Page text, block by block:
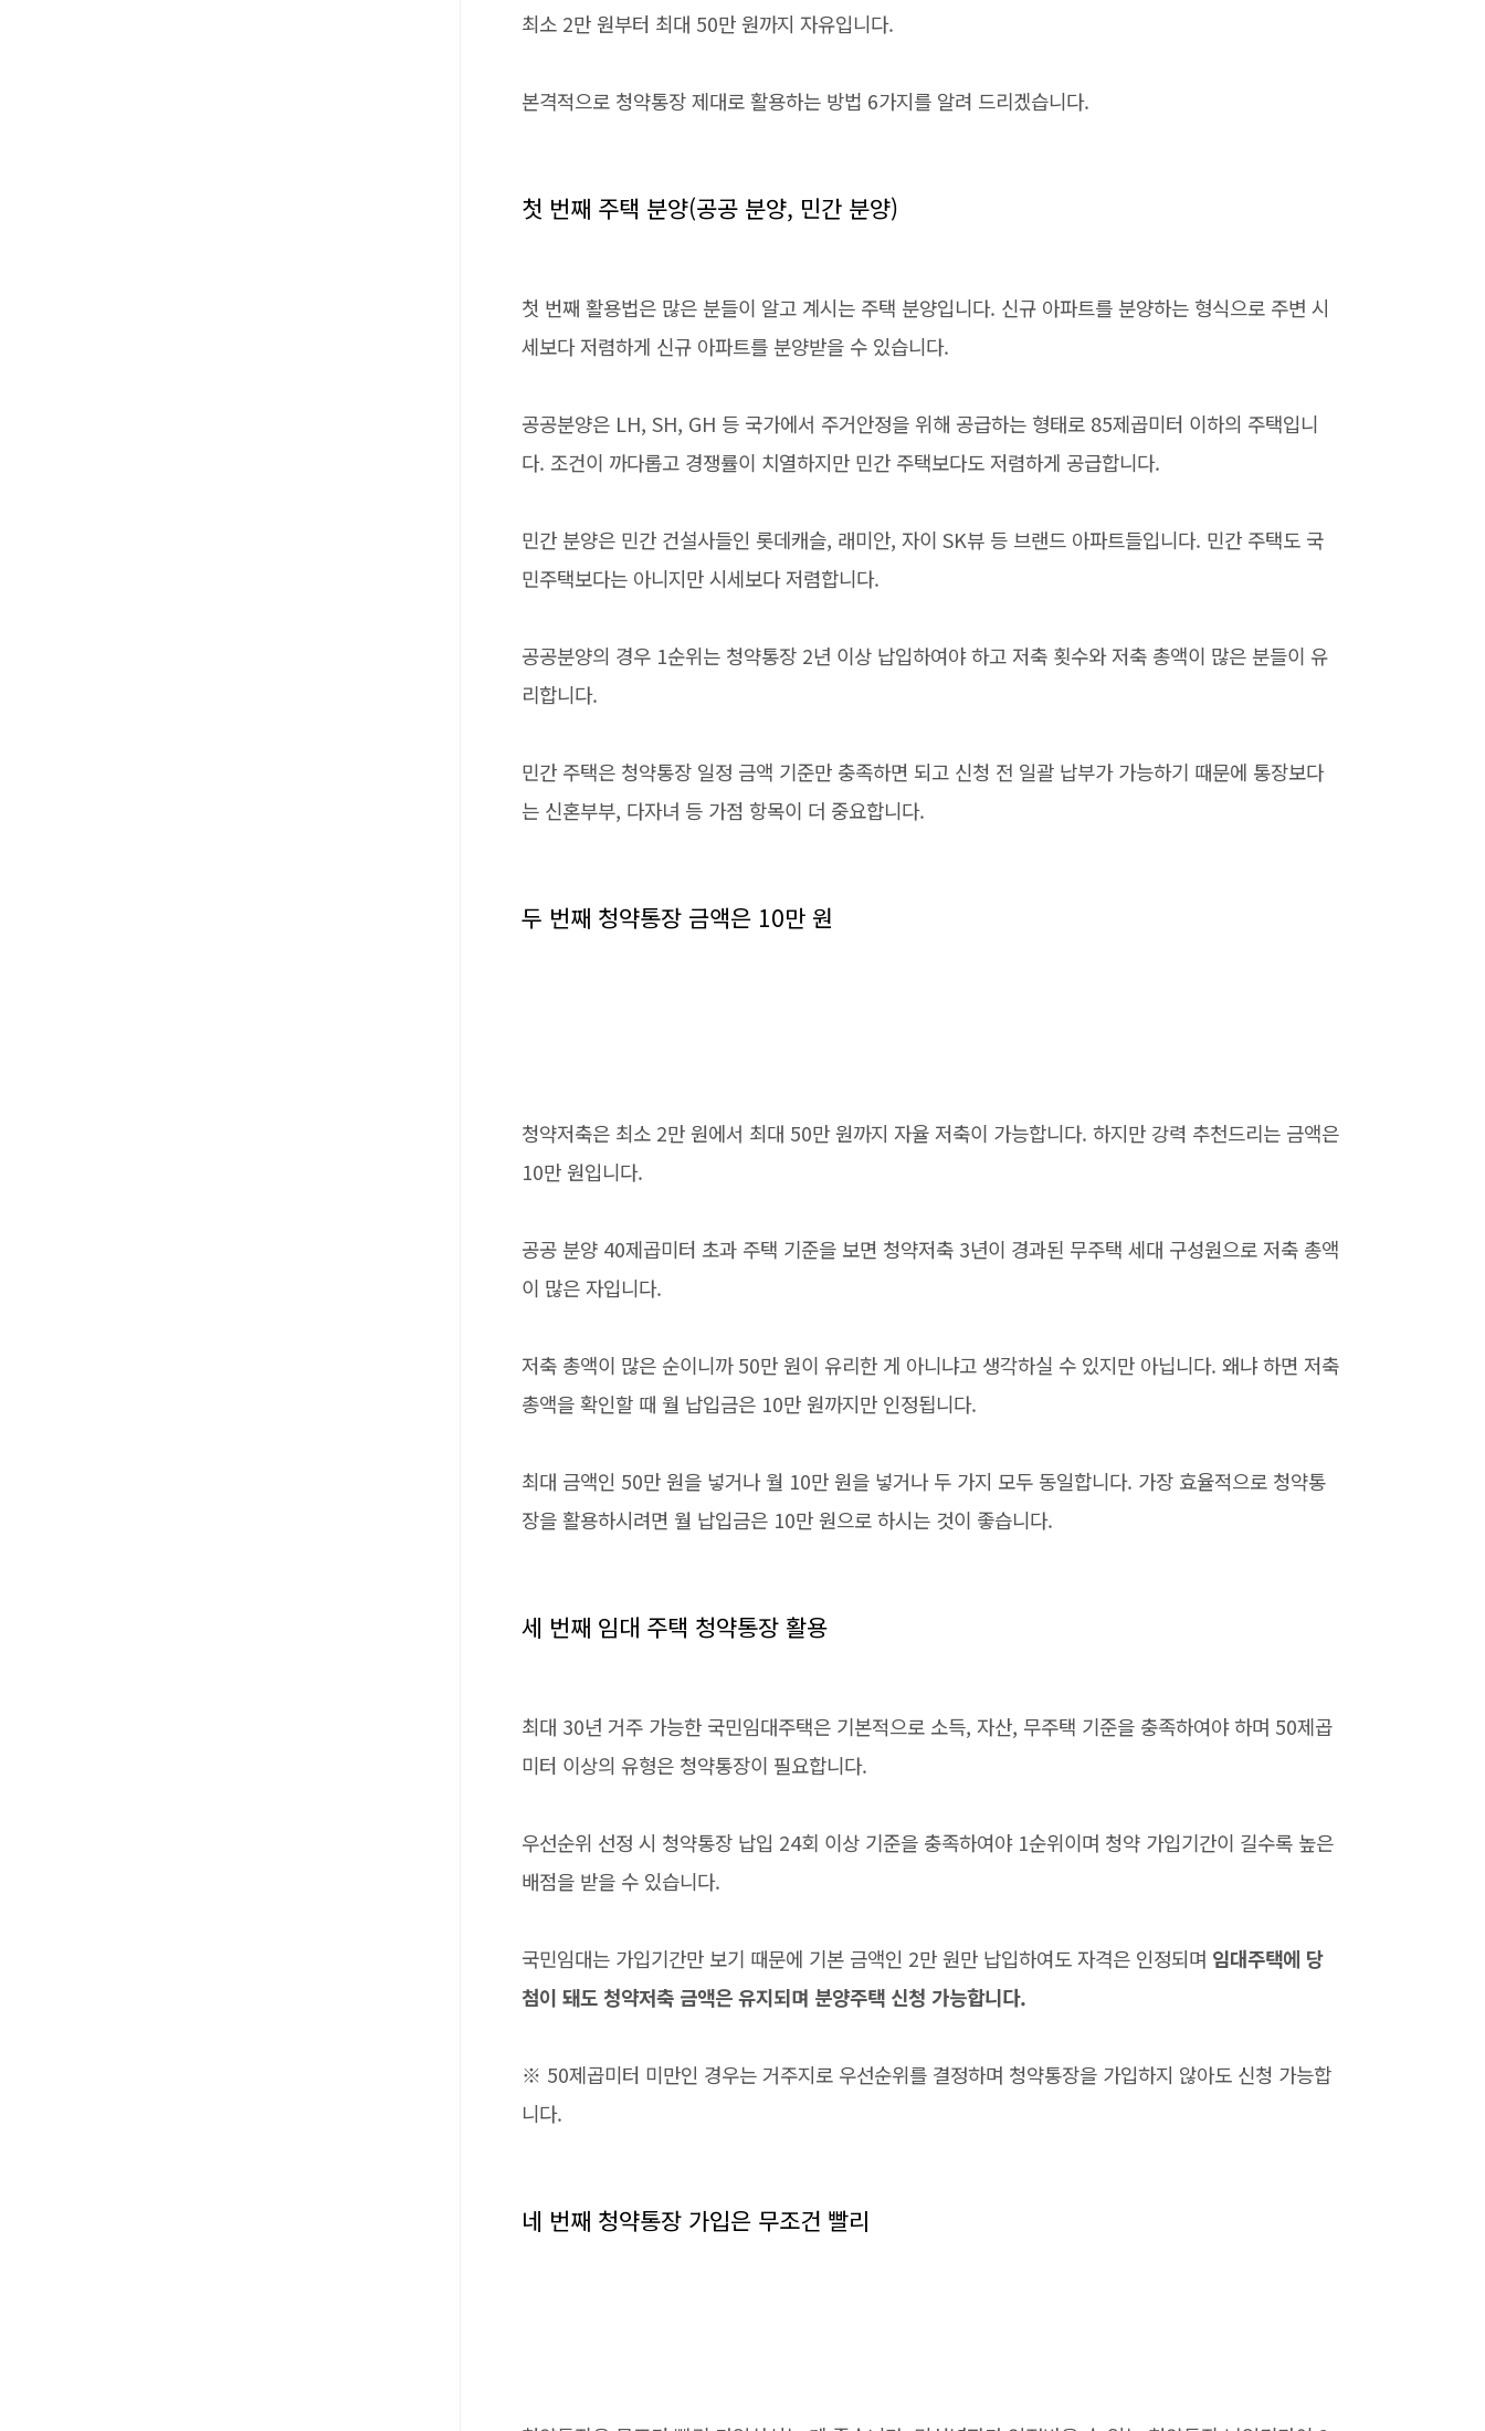
최소 2만 원부터 최대 50만 원까지 자유입니다.
본격적으로 청약통장 제대로 활용하는 방법 6가지를 알려 드리겠습니다.
첫 번째 주택 분양(공공 분양, 민간 분양)
첫 번째 활용법은 많은 분들이 알고 계시는 주택 분양입니다. 신규 아파트를 분양하는 형식으로 주변 시
세보다 저렴하게 신규 아파트를 분양받을 수 있습니다.
공공분양은 LH, SH, GH 등 국가에서 주거안정을 위해 공급하는 형태로 85제곱미터 이하의 주택입니
다. 조건이 까다롭고 경쟁률이 치열하지만 민간 주택보다도 저렴하게 공급합니다.
민간 분양은 민간 건설사들인 롯데캐슬, 래미안, 자이 SK뷰 등 브랜드 아파트들입니다. 민간 주택도 국
민주택보다는 아니지만 시세보다 저렴합니다.
공공분양의 경우 1순위는 청약통장 2년 이상 납입하여야 하고 저축 횟수와 저축 총액이 많은 분들이 유
리합니다.
민간 주택은 청약통장 일정 금액 기준만 충족하면 되고 신청 전 일괄 납부가 가능하기 때문에 통장보다
는 신혼부부, 다자녀 등 가점 항목이 더 중요합니다.
두 번째 청약통장 금액은 10만 원
청약저축은 최소 2만 원에서 최대 50만 원까지 자율 저축이 가능합니다. 하지만 강력 추천드리는 금액은
10만 원입니다.
공공 분양 40제곱미터 초과 주택 기준을 보면 청약저축 3년이 경과된 무주택 세대 구성원으로 저축 총액
이 많은 자입니다.
저축 총액이 많은 순이니까 50만 원이 유리한 게 아니냐고 생각하실 수 있지만 아닙니다. 왜냐 하면 저축
총액을 확인할 때 월 납입금은 10만 원까지만 인정됩니다.
최대 금액인 50만 원을 넣거나 월 10만 원을 넣거나 두 가지 모두 동일합니다. 가장 효율적으로 청약통
장을 활용하시려면 월 납입금은 10만 원으로 하시는 것이 좋습니다.
세 번째 임대 주택 청약통장 활용
최대 30년 거주 가능한 국민임대주택은 기본적으로 소득, 자산, 무주택 기준을 충족하여야 하며 50제곱
미터 이상의 유형은 청약통장이 필요합니다.
우선순위 선정 시 청약통장 납입 24회 이상 기준을 충족하여야 1순위이며 청약 가입기간이 길수록 높은
배점을 받을 수 있습니다.
국민임대는 가입기간만 보기 때문에 기본 금액인 2만 원만 납입하여도 자격은 인정되며 임대주택에 당
첨이 돼도 청약저축 금액은 유지되며 분양주택 신청 가능합니다.
※ 50제곱미터 미만인 경우는 거주지로 우선순위를 결정하며 청약통장을 가입하지 않아도 신청 가능합
니다.
네 번째 청약통장 가입은 무조건 빨리